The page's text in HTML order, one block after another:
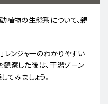
植物の生態系について、親
レンジャーのわかりやすい
察した後は、干潟ゾーン
みましょう。